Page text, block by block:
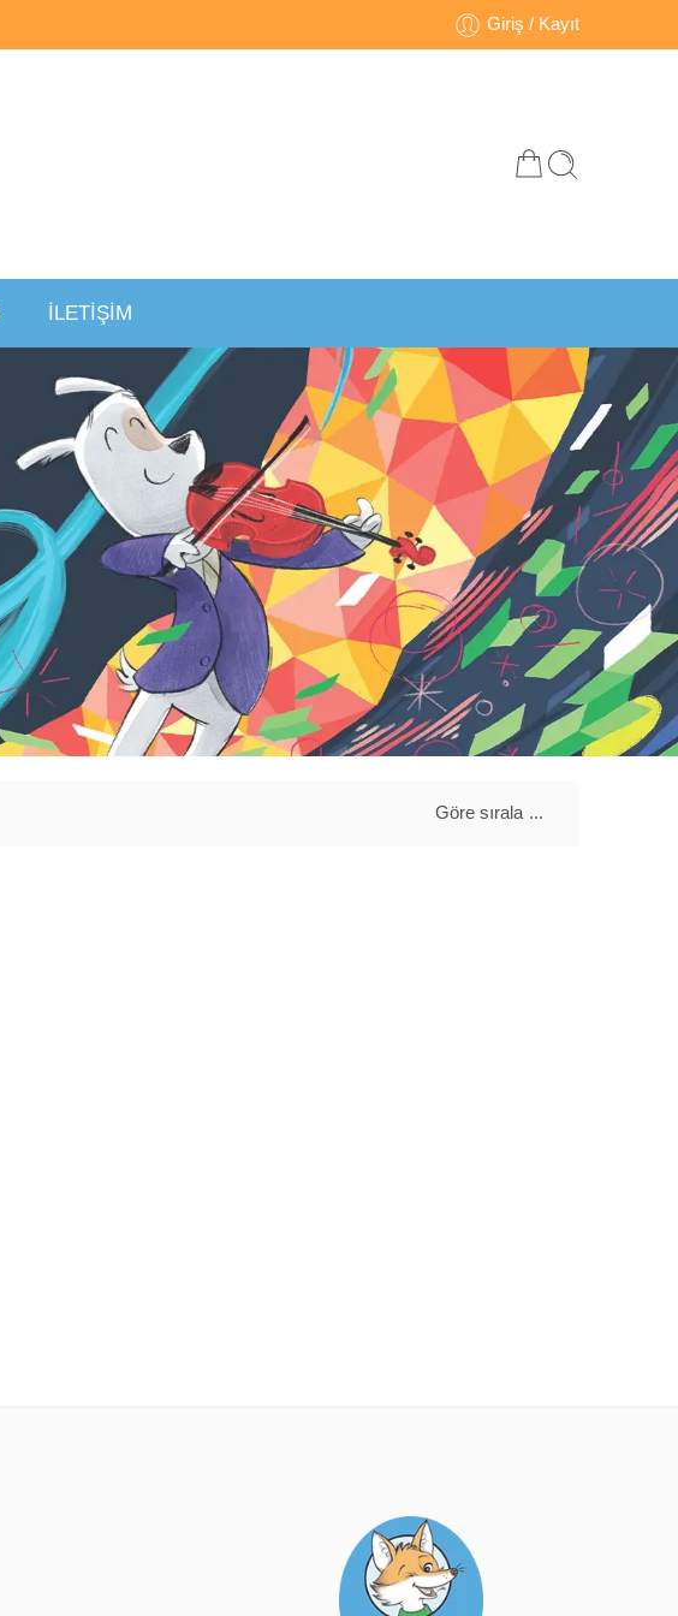
Giriş / Kayıt
İLETİŞİM
Göre sırala ...